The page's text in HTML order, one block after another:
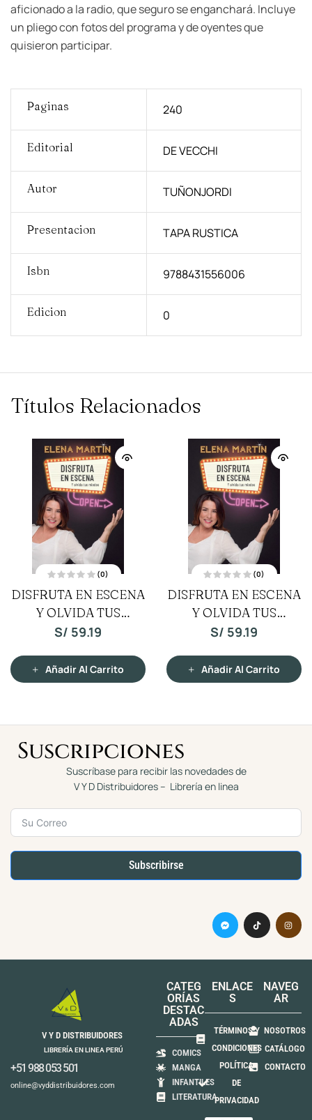
aficionado a la radio, que seguro se enganchará. Incluye
un pliego con fotos del programa y de oyentes que
quisieron participar.
Paginas 240
Editorial DE VECCHI
Autor TUÑONJORDI
Presentacion TAPA RUSTICA
Isbn 9788431556006
Edicion 0
Títulos Relacionados
a
l
o
r
o
0
e
(0)
DISFRUTA EN ESCENA
Y OLVIDA TUS
MIEDOS
S/ 59.19
Añadir Al Carrito
a
l
o
r
o
0
e
(0)
DISFRUTA EN ESCENA
Y OLVIDA TUS
MIEDOS
S/ 59.19
Añadir Al Carrito
Suscripciones
Suscríbase para recibir las novedades de
V Y D Distribuidores – Librería en linea
Subscribirse
V Y D DISTRIBUIDORES
LIBRERÍA EN LINEA PERÚ
+51 988 053 501
online@vyddistribuidores.com
CATEG
ORÍAS
DESTAC
ADAS
COMICS
MANGA
INFANTILES
LITERATURA
ENLACE
S
TÉRMINOS Y
CONDICIONES
POLÍTICA
DE
PRIVACIDAD
NAVEG
AR
NOSOTROS
CATÁLOGO
CONTACTO